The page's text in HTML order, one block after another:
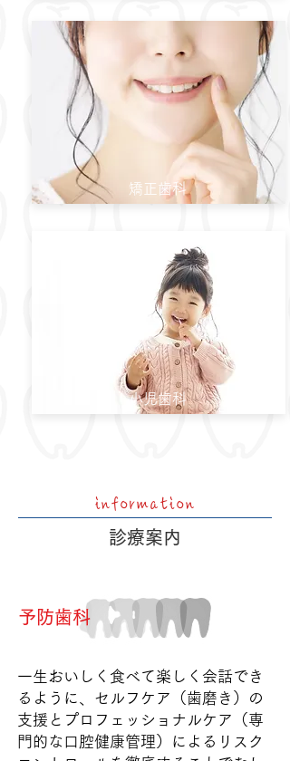
​矯正歯科
​小児歯科
information
​診療案内
予防歯科
一生おいしく食べて楽しく会話でき
るように、セルフケア（歯磨き）の
支援とプロ フェッショナルケア（専
門的な口腔健康管理）によるリスク